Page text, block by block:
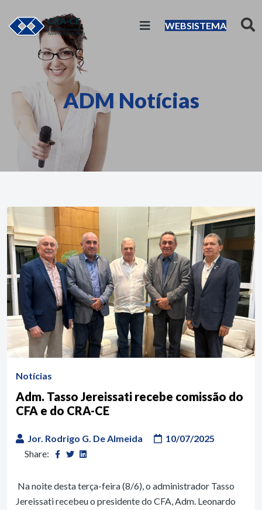
WEBSISTEMA
ADM Notícias
Notícias
Adm. Tasso Jereissati recebe comissão do
CFA e do CRA-CE
Jor. Rodrigo G. De Almeida
10/07/2025
Share:
Na noite desta terça-feira (8/6), o administrador Tasso
Jereissati recebeu o presidente do CFA, Adm. Leonardo